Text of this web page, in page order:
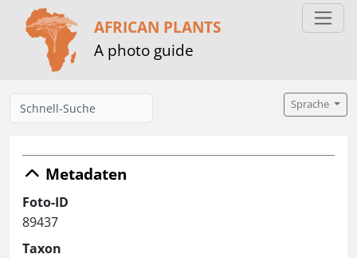
AFRICAN PLANTS
A photo guide
Sprache
Metadaten
Foto-ID
89437
Taxon